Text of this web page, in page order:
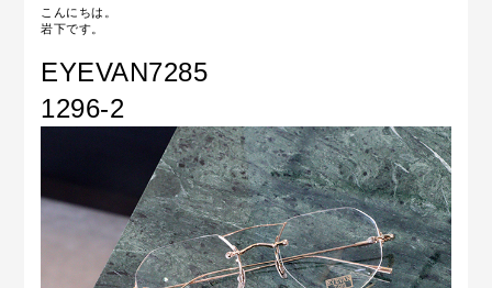
こんにちは。
岩下です。
EYEVAN7285
1296-2